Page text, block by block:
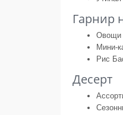
Гарнир
Овощи
Мини-
Рис
Десерт